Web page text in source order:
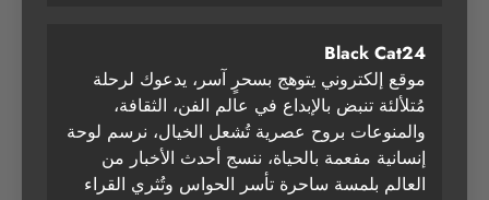
Black Cat24
موقع إلكتروني يتوهج بسحرٍ آسر، يدعوك لرحلة
مُتلألئة تنبض بالإبداع في عالم الفن، الثقافة،
والمنوعات بروح عصرية تُشعل الخيال، نرسم لوحة
إنسانية مفعمة بالحياة، ننسج أحدث الأخبار من
العالم بلمسة ساحرة تأسر الحواس وتُثري القراء